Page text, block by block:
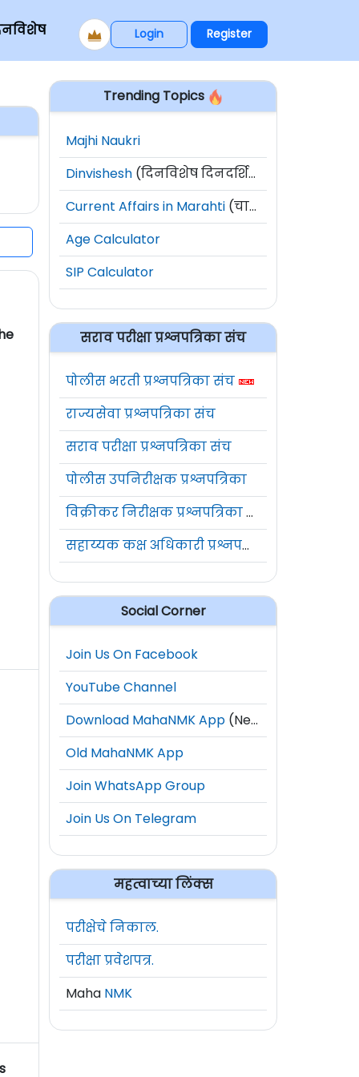
Login Register
Trending Topics
Majhi Naukri
Dinvishesh (दिनविशेष दिनदर्शिका)
Current Affairs in Marahti (चालू घडामोडी)
Age Calculator
SIP Calculator
सराव परीक्षा प्रश्नपत्रिका संच
पोलीस भरती प्रश्नपत्रिका संच
राज्यसेवा प्रश्नपत्रिका संच
सराव परीक्षा प्रश्नपत्रिका संच
पोलीस उपनिरीक्षक प्रश्नपत्रिका
विक्रीकर निरीक्षक प्रश्नपत्रिका संच
सहाय्यक कक्ष अधिकारी प्रश्नपत्रिका संच
Social Corner
Join Us On Facebook
YouTube Channel
Download MahaNMK App (New)
Old MahaNMK App
Join WhatsApp Group
Join Us On Telegram
महत्वाच्या लिंक्स
परीक्षेचे निकाल.
परीक्षा प्रवेशपत्र.
Maha NMK